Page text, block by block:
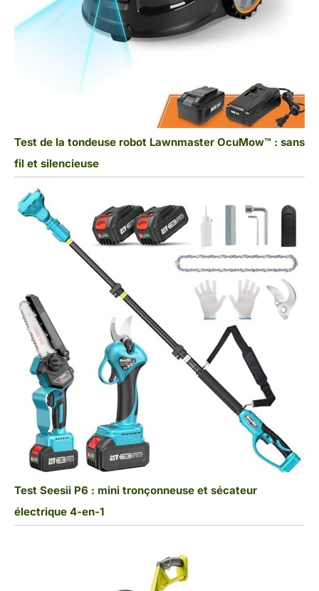
Test de la tondeuse robot Lawnmaster OcuMow™ : sans
fil et silencieuse
Test Seesii P6 : mini tronçonneuse et sécateur
électrique 4-en-1